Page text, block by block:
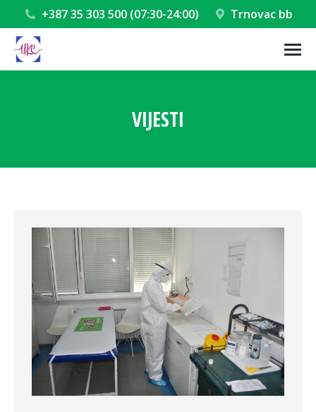
+387 35 303 500 (07:30-24:00) Trnovac bb
VIJESTI